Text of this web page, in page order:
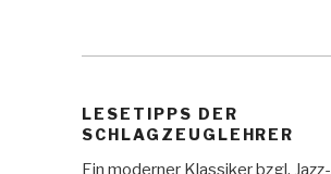
LESETIPPS DER
SCHLAGZEUGLEHRER
Ein moderner Klassiker bzgl. Jazz-